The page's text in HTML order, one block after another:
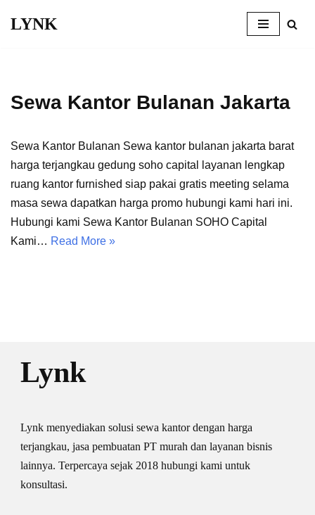
LYNK
Sewa Kantor Bulanan Jakarta
Sewa Kantor Bulanan Sewa kantor bulanan jakarta barat
harga terjangkau gedung soho capital layanan lengkap
ruang kantor furnished siap pakai gratis meeting selama
masa sewa dapatkan harga promo hubungi kami hari ini.
Hubungi kami Sewa Kantor Bulanan SOHO Capital
Kami… Read More »
Lynk
Lynk menyediakan solusi sewa kantor dengan harga
terjangkau, jasa pembuatan PT murah dan layanan bisnis
lainnya. Terpercaya sejak 2018 hubungi kami untuk
konsultasi.